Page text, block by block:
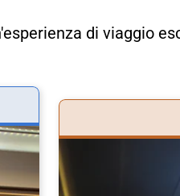
di viaggio